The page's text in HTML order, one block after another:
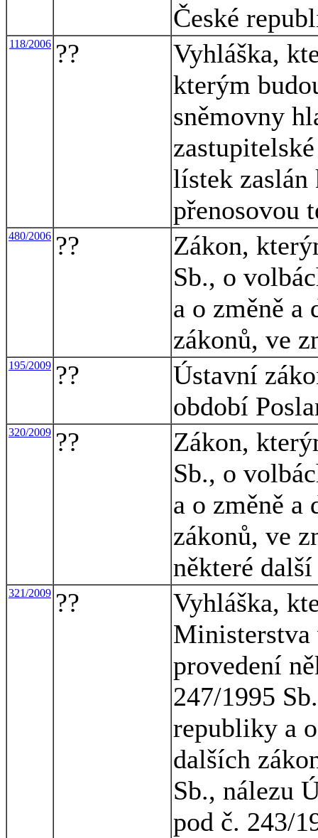
České
118/2006 ??
Vyhláška,
kterým
sněmovny
lístek
přenosovou
480/2006 ??
Zákon,
Sb., o
a o změně a
zákonů, ve
195/2009 ??
Ústavní
období
320/2009 ??
Zákon,
Sb., o
a o změně a
zákonů, ve
některé
321/2009 ??
Vyhláška,
Ministerstva
provedení
247/1995
republiky a
dalších
Sb., nálezu
pod č. 243/